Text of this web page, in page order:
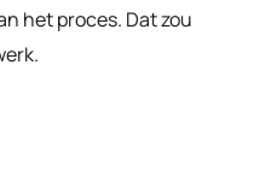
het proces. Dat zou